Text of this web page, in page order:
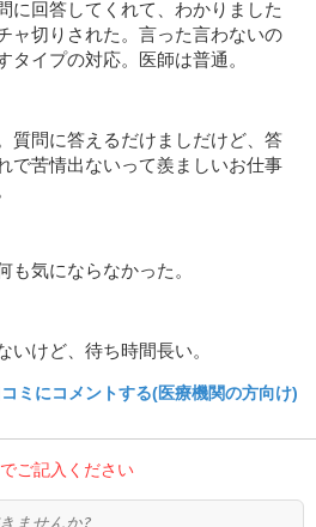
に回答してくれて、わかりました
ャ切りされた。言った言わないの
タイプの対応。医師は普通。
質問に答えるだけましだけど、答
で苦情出ないって羨ましいお仕事
も気にならなかった。
いけど、待ち時間長い。
ミにコメントする(医療機関の方向け)
ご記入ください